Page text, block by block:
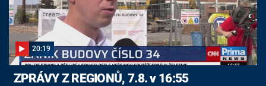
20:19
ZPRÁVY Z REGIONŮ, 7.8. v 16:55